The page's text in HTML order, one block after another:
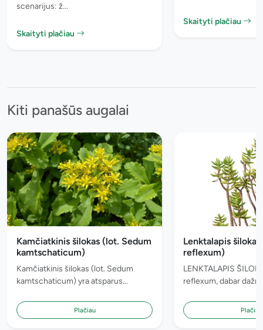
scenarijus: ž...
Skaityti plačiau
Skaityti plačiau
Kiti panašūs augalai
Kamčiatkinis šilokas (lot. Sedum
kamtschaticum)
Kamčiatkinis šilokas (lot. Sedum
kamtschaticum) yra atsparus...
Plačiau
Lenktalapis
reflexum)
LENKTALAPIS
reflexum, dabar
Plačiau